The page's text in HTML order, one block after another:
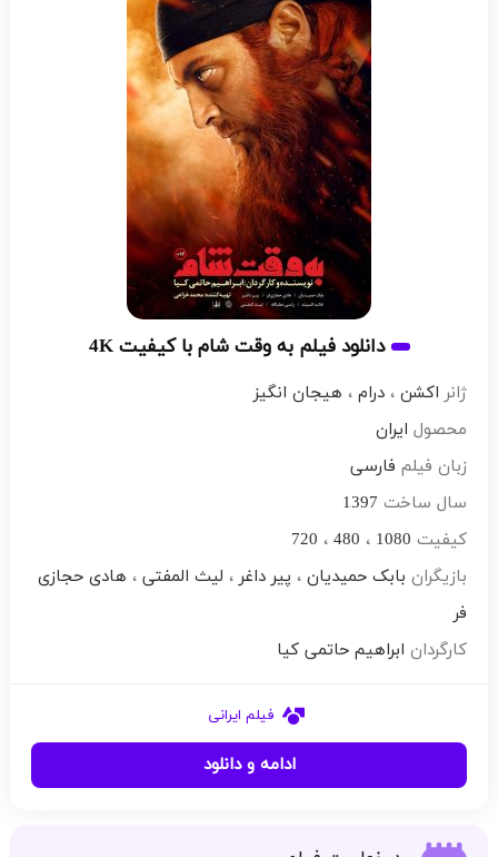
دانلود فیلم به وقت شام با کیفیت 4K
ژانر اکشن ،درام ، هیجان انگیز
محصول ایران
زبان فیلم فارسی
سال ساخت 1397
کیفیت 1080 ، 480 ، 720
بازیگران بابک حمیدیان ، پیر داغر ، لیث المفتی ، هادی حجازی
فر
کارگردان ابراهیم حاتمی کیا
فیلم ایرانی
ادامه و دانلود